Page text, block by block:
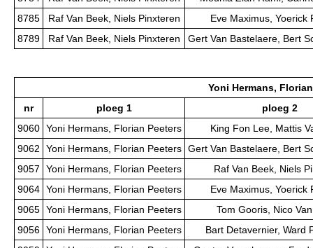
8785
Raf Van Beek, Niels Pinxteren
Eve Maximus, Yoerick
8789
Raf Van Beek, Niels Pinxteren Gert Van Bastelaere, Bert
Yoni Hermans,
nr
ploeg 1
ploeg 2
9060 Yoni Hermans, Florian Peeters
King Fon Lee, Mattis
9062
Yoni Hermans, Florian Peeters Gert Van Bastelaere, Bert
9057
Yoni Hermans, Florian Peeters
Raf Van Beek, Niels
9064 Yoni Hermans, Florian Peeters
Eve Maximus, Yoerick
9065 Yoni Hermans, Florian Peeters
Tom Gooris, Nico
9056 Yoni Hermans, Florian Peeters
Bart Detavernier, Ward